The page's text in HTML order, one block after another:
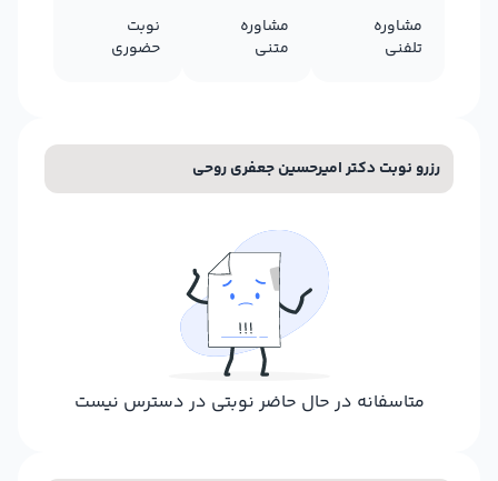
مشاوره
تلفنی
مشاوره
متنی
نوبت
حضوری
رزرو نوبت دکتر امیرحسین جعفری روحی
متاسفانه در حال حاضر نوبتی در دسترس نیست